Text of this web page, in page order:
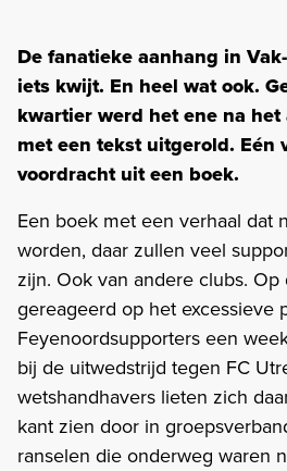
De fanatieke aanhang in
iets kwijt. En heel wat ook.
kwartier werd het ene na
met een tekst uitgerold. Eén
voordracht uit een boek.
Een boek met een verhaal dat
worden, daar zullen veel
zijn. Ook van andere clubs.
gereageerd op het excessieve
Feyenoordsupporters een
bij de uitwedstrijd tegen FC
wetshandhavers lieten zich
kant zien door in
ranselen die onderweg waren